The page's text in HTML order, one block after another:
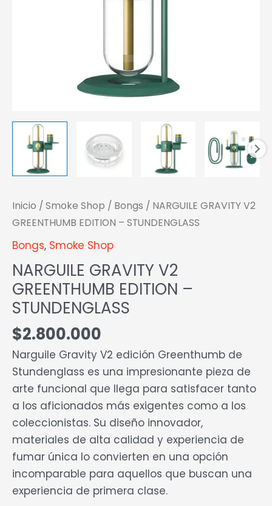
Inicio / Smoke Shop / Bongs / NARGUILE GRAVITY V2
GREENTHUMB EDITION – STUNDENGLASS
Bongs, Smoke Shop
NARGUILE GRAVITY V2
GREENTHUMB EDITION –
STUNDENGLASS
$2.800.000
Narguile Gravity V2 edición Greenthumb de
Stundenglass es una impresionante pieza de
arte funcional que llega para satisfacer tanto
a los aficionados más exigentes como a los
coleccionistas. Su diseño innovador,
materiales de alta calidad y experiencia de
fumar única lo convierten en una opción
incomparable para aquellos que buscan una
experiencia de primera clase.